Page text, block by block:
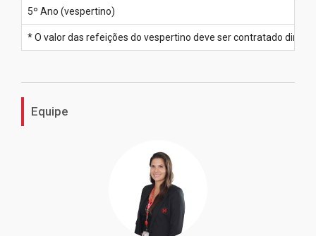
5º Ano (vespertino)
* O valor das refeições do vespertino deve ser contratado
Equipe